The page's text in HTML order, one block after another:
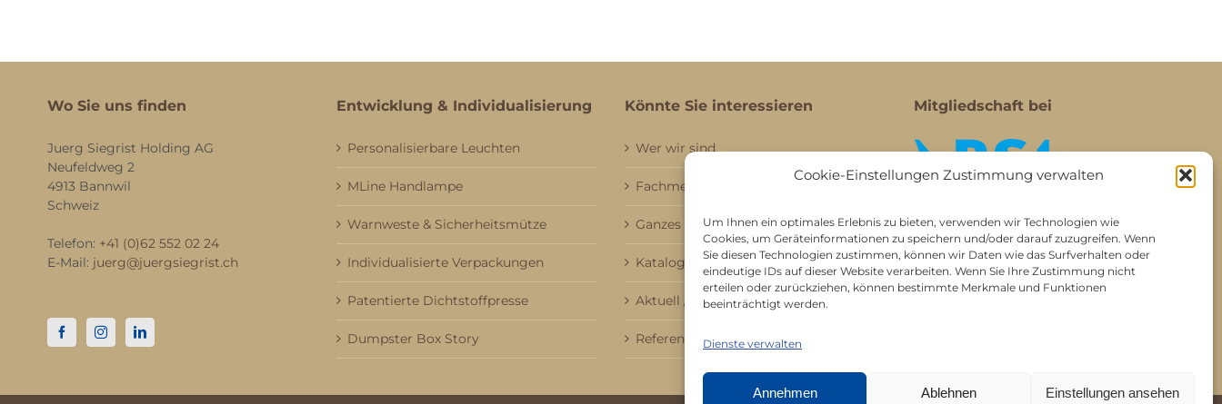
Cookie-Einstellungen Zustimmung verwalten
Um Ihnen ein optimales Erlebnis zu bieten, verwenden wir Technologien wie
Cookies, um Geräteinformationen zu speichern und/oder darauf zuzugreifen. Wenn
Sie diesen Technologien zustimmen, können wir Daten wie das Surfverhalten oder
eindeutige IDs auf dieser Website verarbeiten. Wenn Sie Ihre Zustimmung nicht
erteilen oder zurückziehen, können bestimmte Merkmale und Funktionen
beeinträchtigt werden.
Dienste verwalten
Annehmen Ablehnen Einstellungen ansehen
Wo Sie uns finden
Juerg Siegrist Holding AG
Neufeldweg 2
4913 Bannwil
Schweiz
Telefon: +41 (0)62 552 02 24
E-Mail: juerg@juergsiegrist.ch
Entwicklung & Individualisierung
Personalisierbare Leuchten
MLine Handlampe
Warnweste & Sicherheitsmütze
Individualisierte Verpackungen
Patentierte Dichtstoffpresse
Dumpster Box Story
Könnte Sie interessieren
Wer wir sind
Fachmessebesuch
Ganzes Sortiment
Kataloge
Aktuell / Saison
Referenzen
Mitgliedschaft bei